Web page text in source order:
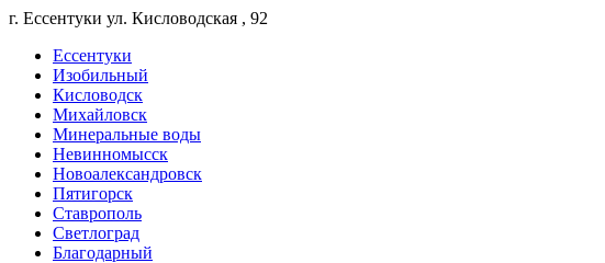
г. Ессентуки ул. Кисловодская , 92
Ессентуки
Изобильный
Кисловодск
Михайловск
Минеральные воды
Невинномысск
Новоалександровск
Пятигорск
Ставрополь
Светлоград
Благодарный